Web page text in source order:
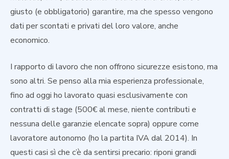
giusto (e obbligatorio) garantire, ma che spesso vengono
dati per scontati e privati del loro valore, anche
economico.
I rapporto di lavoro che non offrono sicurezze esistono, ma
sono altri. Se penso alla mia esperienza professionale,
fino ad oggi ho lavorato quasi esclusivamente con
contratti di stage (500€ al mese, niente contributi e
nessuna delle garanzie elencate sopra) oppure come
lavoratore autonomo (ho la partita IVA dal 2014). In
questi casi sì che c’è da sentirsi precario: riponi grandi